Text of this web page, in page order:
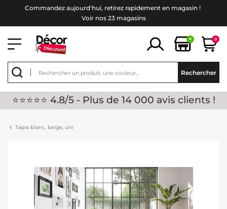
Commandez aujourd'hui, retirez rapidement en magasin !
Voir nos 23 magasins
+ 0
Rechercher
⭐⭐⭐⭐⭐ 4.8/5 - Plus de 14 000 avis clients !
Tapis blanc, beige, uni